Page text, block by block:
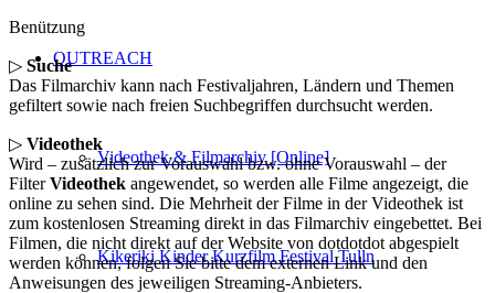
OUTREACH
Videothek & Filmarchiv [Online]
Kikeriki Kinder Kurzfilm Festival Tulln
Benützung
▷ Suche
Das Filmarchiv kann nach Festivaljahren, Ländern und Themen
gefiltert sowie nach freien Suchbegriffen durchsucht werden.
▷ Videothek
Wird – zusätzlich zur Vorauswahl bzw. ohne Vorauswahl – der
FilterVideothek angewendet, so werden alle Filme angezeigt, die
online zu sehen sind. Die Mehrheit der Filme in der Videothek ist
zum kostenlosen Streaming direkt in das Filmarchiv eingebettet. Bei
Filmen, die nicht direkt auf der Website von dotdotdot abgespielt
werden können, folgen Sie bitte dem externen Link und den
Anweisungen des jeweiligen Streaming-Anbieters.